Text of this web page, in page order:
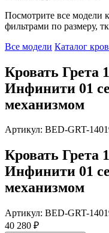
Посмотрите все модели
фильтрами по размеру,
Все модели Каталог
Кровать Грета
Инфинити 01
механизмом
Артикул: BED-GRT-
Кровать Грета
Инфинити 01
механизмом
Артикул: BED-GRT-
40 280 ₽